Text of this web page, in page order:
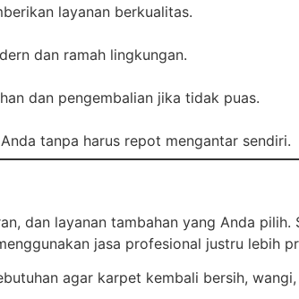
layanan berkualitas.
dan ramah lingkungan.
dan pengembalian jika tidak puas.
tanpa harus repot mengantar sendiri.
dan layanan tambahan yang Anda pilih.
jasa profesional justru lebih
agar karpet kembali bersih,